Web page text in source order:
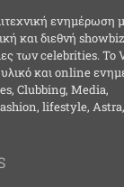
ενημέρωση
και διεθνή
των celebrities. Το
και online
Clubbing, Media,
lifestyle,